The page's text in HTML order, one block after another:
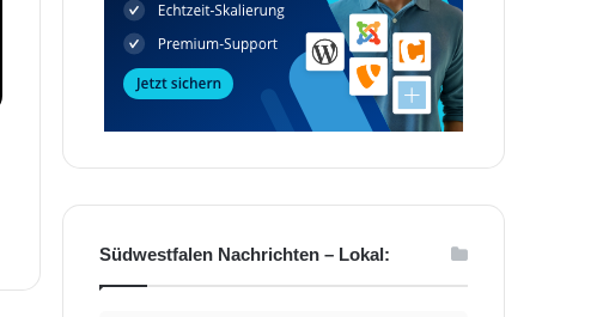
Südwestfalen Nachrichten – Lokal: